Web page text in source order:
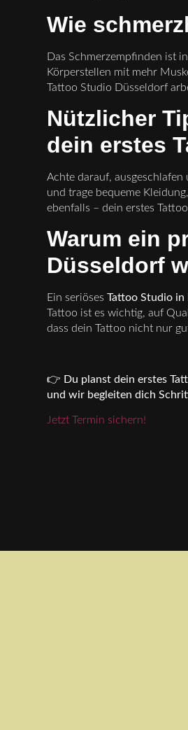
Wie
Das Schmerzempfinden ist
Körperstellen mit mehr
Tattoo Studio Düsseldorf
Nützlicher
dein erstes
Achte darauf, ausgeschlafen
und trage bequeme
ebenfalls – dein erstes
Warum ein
Düsseldorf
Ein seriösesTattoo Studio in
Tattoo ist es wichtig, auf
dass dein Tattoo nicht nur
👉 Du planst dein erstes
und wir begleiten dich
Jetzt Termin sichern!